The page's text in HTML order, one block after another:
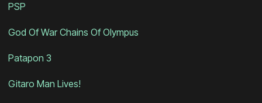
PSP
God Of War Chains Of Olympus
Patapon 3
Gitaro Man Lives!